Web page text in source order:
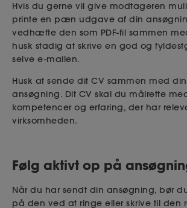
Hvis du gerne vil give modtageren
printe en pæn udgave af din
vedhæfte den som PDF-fil sammen
husk stadig at skrive en god og
selve e-mailen.
Husk at sende dit CV sammen med
ansøgning. Dit CV skal du målrette
kompetencer og erfaring, der har
virksomheden.
Følg aktivt op på
Når du har sendt din ansøgning, bør
på den ved at ringe eller skrive til den